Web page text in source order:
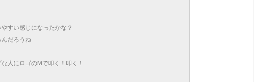
すい感じになったかな？
だろうね
人にロゴのMで叩く！叩く！